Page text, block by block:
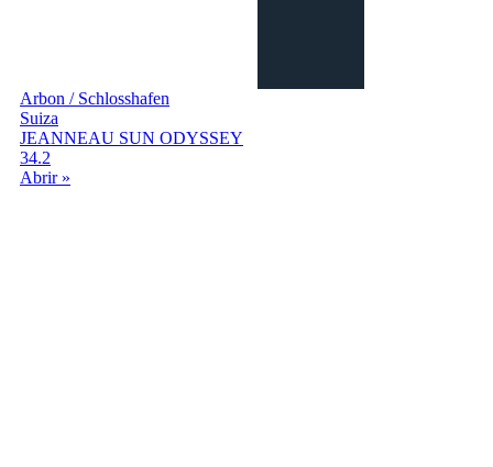
Arbon / Schlosshafen
Suiza
JEANNEAU SUN ODYSSEY
34.2
Abrir »